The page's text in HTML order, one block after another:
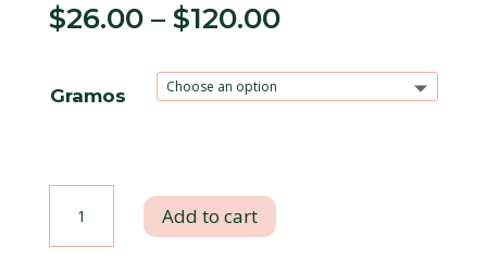
$26.00– $120.00
Gramos
Harina Add to cart